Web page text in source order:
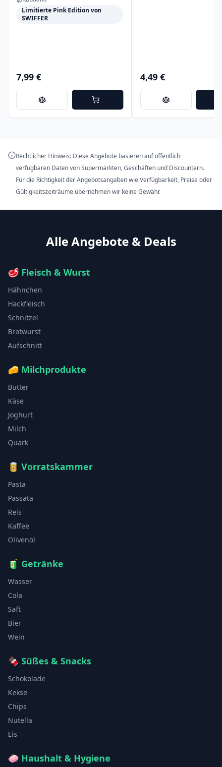
Limitierte Pink Edition von
SWIFFER
7,99 € 4,49 €
Rechtlicher Hinweis: Diese Angebote basieren auf öffentlich
verfügbaren Daten von Supermärkten, Geschäften und Discountern.
Für die Richtigkeit der Angebotsangaben wie Verfügbarkeit, Preise oder
Gültigkeitszeiträume übernehmen wir keine Gewähr.
Alle Angebote & Deals
🥩 Fleisch & Wurst
Hähnchen
Hackfleisch
Schnitzel
Bratwurst
Aufschnitt
🧀 Milchprodukte
Butter
Käse
Joghurt
Milch
Quark
🥫 Vorratskammer
Pasta
Passata
Reis
Kaffee
Olivenöl
🧃 Getränke
Wasser
Cola
Saft
Bier
Wein
🍫 Süßes & Snacks
Schokolade
Kekse
Chips
Nutella
Eis
🧼 Haushalt & Hygiene